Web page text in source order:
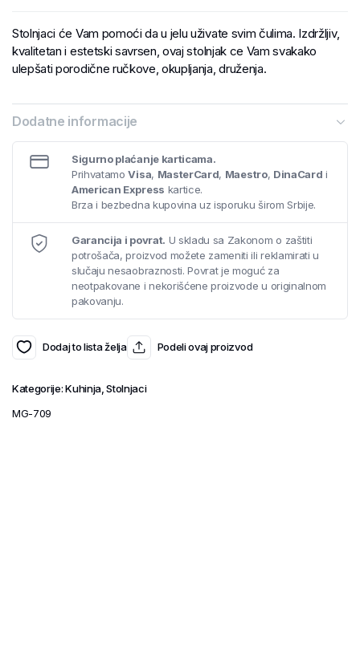
Stolnjaci će Vam pomoći da u jelu uživate svim čulima. Izdržljiv,
kvalitetan i estetski savrsen, ovaj stolnjak ce Vam svakako
ulepšati porodične ručkove, okupljanja, druženja.
Dodatne informacije
Sigurno plaćanje karticama.
PrihvatamoVisa, MasterCard, Maestro, DinaCard i
American Express kartice.
Brza i bezbedna kupovina uz isporuku širom Srbije.
Garancija i povrat. U skladu sa Zakonom o zaštiti
potrošača, proizvod možete zameniti ili reklamirati u
slučaju nesaobraznosti. Povrat je moguć za
neotpakovane i nekorišćene proizvode u originalnom
pakovanju.
Dodaj to lista želja Podeli ovaj proizvod
Kategorije:Kuhinja,Stolnjaci
MG-709